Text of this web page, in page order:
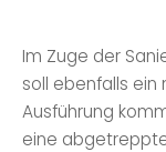
Im Zuge der
soll ebenfalls ein
Ausführung
eine